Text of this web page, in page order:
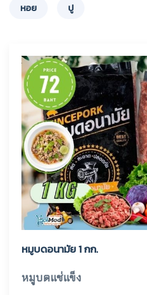
หอย
ปู
หมูบดอนามัย 1 กก.
หมูบดแช่แข็ง